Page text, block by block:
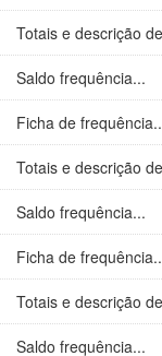
Totais e descrição
Saldo frequência...
Ficha de
Totais e descrição
Saldo frequência...
Ficha de
Totais e descrição
Saldo frequência...